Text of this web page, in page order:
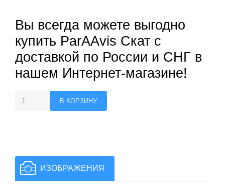
Вы всегда можете выгодно
купить ParAAvis Скат с
доставкой по России и СНГ в
нашем Интернет-магазине!
ИЗОБРАЖЕНИЯ